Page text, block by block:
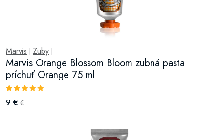
Marvis Zuby
Marvis Orange Blossom Bloom zubná pasta
príchuť Orange 75 ml
9 € €